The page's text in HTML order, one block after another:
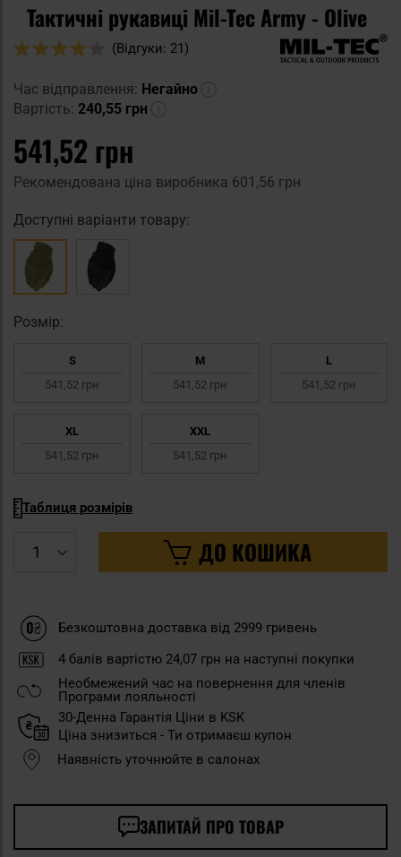
Тактичні рукавиці Mil-Tec Army - Olive
Оцінка:
(Відгуки: 21)
Час відправлення: Негайно
Вартість: 240,55 грн
541,52 грн
Рекомендована ціна виробника 601,56 грн
Доступні варіанти товару:
Pозмір:
S
541,52 грн
M
541,52 грн
L
541,52 грн
XL
541,52 грн
XXL
541,52 грн
Таблиця розмірів
ДО КОШИКА
Безкоштовна доставка від 2999 гривень
4 балів вартістю 24,07 грн на наступні покупки
Необмежений час на повернення для членів
Програми лояльності
30-Денна Гарантія Ціни в KSK
Ціна знизиться - Ти отримаєш купон
Наявність уточнюйте в салонах
ЗАПИТАЙ ПРО ТОВАР